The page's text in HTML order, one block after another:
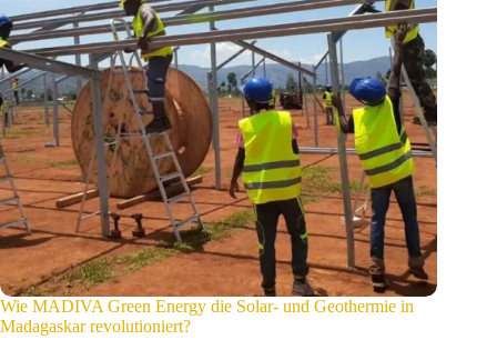
Wie MADIVA Green Energy die Solar- und Geothermie in
Madagaskar revolutioniert?